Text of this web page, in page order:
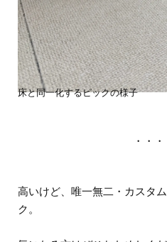
床と同一化するピックの様子
・・・
高いけど、唯一無二・カスタ
ク。